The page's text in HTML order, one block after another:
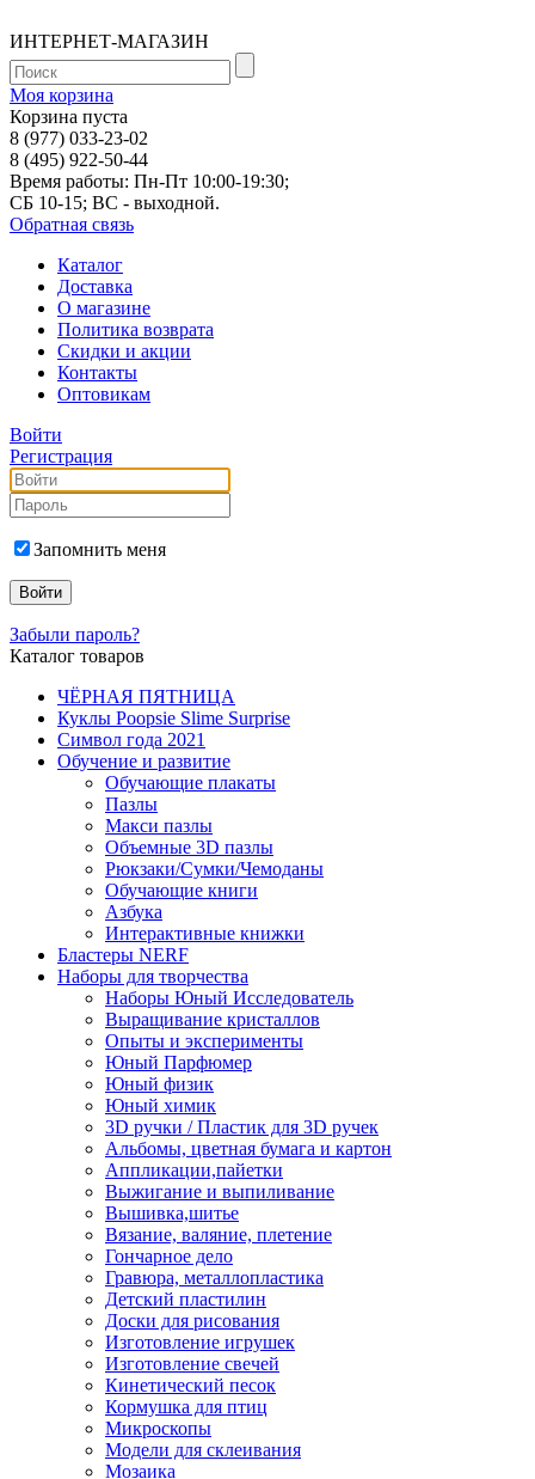
ИНТЕРНЕТ-МАГАЗИН
Моя корзина
Корзина пуста
8 (977) 033-23-02
8 (495) 922-50-44
Время работы: Пн-Пт 10:00-19:30;
СБ 10-15; ВС - выходной.
Обратная связь
Каталог
Доставка
О магазине
Политика возврата
Скидки и акции
Контакты
Оптовикам
Войти
Регистрация
Запомнить меня
Забыли пароль?
Каталог товаров
ЧЁРНАЯ ПЯТНИЦА
Куклы Poopsie Slime Surprise
Символ года 2021
Обучение и развитие
Обучающие плакаты
Пазлы
Макси пазлы
Объемные 3D пазлы
Рюкзаки/Сумки/Чемоданы
Обучающие книги
Азбука
Интерактивные книжки
Бластеры NERF
Наборы для творчества
Наборы Юный Исследователь
Выращивание кристаллов
Опыты и эксперименты
Юный Парфюмер
Юный физик
Юный химик
3D ручки / Пластик для 3D ручек
Альбомы, цветная бумага и картон
Аппликации,пайетки
Выжигание и выпиливание
Вышивка,шитье
Вязание, валяние, плетение
Гончарное дело
Гравюра, металлопластика
Детский пластилин
Доски для рисования
Изготовление игрушек
Изготовление свечей
Кинетический песок
Кормушка для птиц
Микроскопы
Модели для склеивания
Мозаика